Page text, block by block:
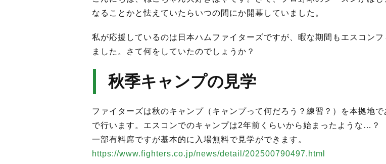
なることかと怯えていたらいつの間にか開幕していました。
私が応援しているのは日本ハムファイターズですが、暇な期間もエスコン
ました。さて何をしていたのでしょうか？
秋季キャンプの見学
ファイターズは秋のキャンプ（キャンプって何だろう？練習？）を本拠地
で行います。エスコンでのキャンプは2年前くらいから始まったような…？
一部有料席ですが基本的に入場無料で見学ができます。
https://www.fighters.co.jp/news/detail/202500790497.html